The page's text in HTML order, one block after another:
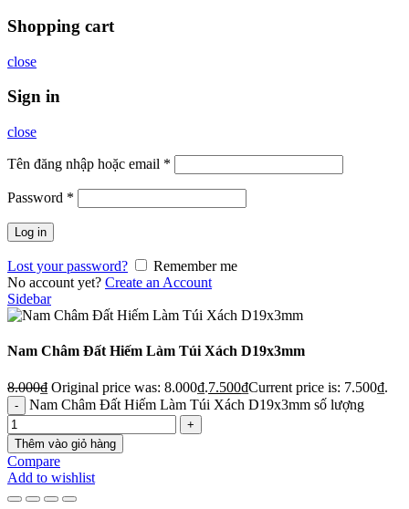
Shopping cart
close
Sign in
close
Tên đăng nhập hoặc email *
Password *
Log in
Lost your password?
Remember me
No account yet? Create an Account
Sidebar
Nam Châm Đất Hiếm Làm Túi Xách D19x3mm
8.000₫ Original price was: 8.000₫.7.500₫Current price is: 7.500₫.
Nam Châm Đất Hiếm Làm Túi Xách D19x3mm số lượng
Thêm vào giỏ hàng
Compare
Add to wishlist